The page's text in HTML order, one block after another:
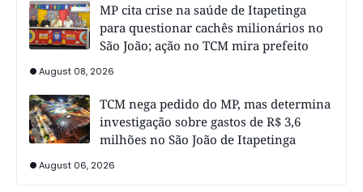
MP cita crise na saúde de Itapetinga
para questionar cachês milionários no
São João; ação no TCM mira prefeito
August 08, 2026
TCM nega pedido do MP, mas determina
investigação sobre gastos de R$ 3,6
milhões no São João de Itapetinga
August 06, 2026